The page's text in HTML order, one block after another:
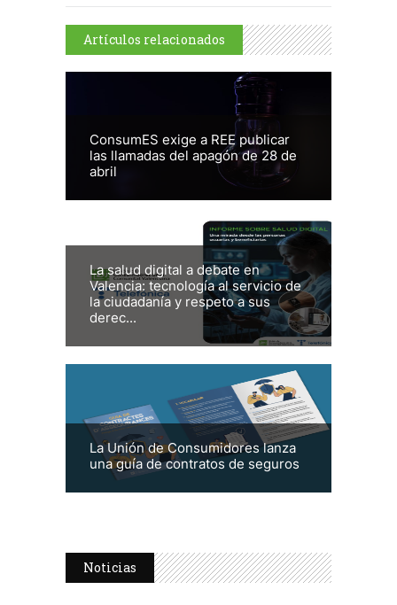
Artículos relacionados
ConsumES exige a REE publicar
las llamadas del apagón de 28 de
abril
La salud digital a debate en
Valencia: tecnología al servicio de
la ciudadanía y respeto a sus
derec...
La Unión de Consumidores lanza
una guía de contratos de seguros
Noticias